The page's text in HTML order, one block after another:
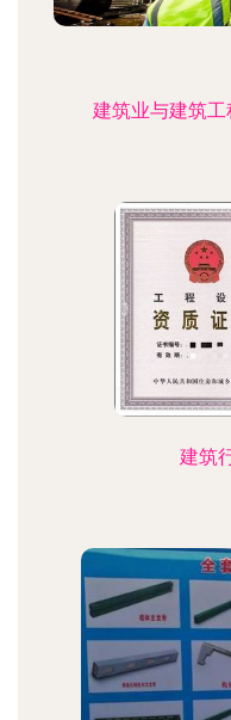
建筑业与建筑
建筑